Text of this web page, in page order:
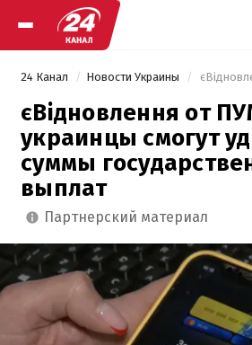
24 Канал Новости Украины
єВідновлення от
украинцы смогут
суммы
выплат
партнерский материал